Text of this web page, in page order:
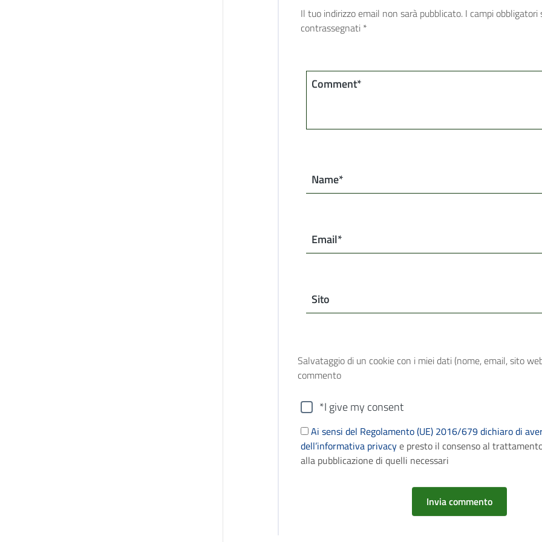
Il tuo indirizzo email non sarà pubblicato. I campi obbligatori
contrassegnati *
Comment*
Name*
Email*
Sito
Salvataggio di un cookie con i miei dati (nome, email, sito
commento
*I give my consent
Ai sensi del Regolamento (UE) 2016/679 dichiaro di
dell’informativa privacye presto il consenso al
alla pubblicazione di quelli necessari